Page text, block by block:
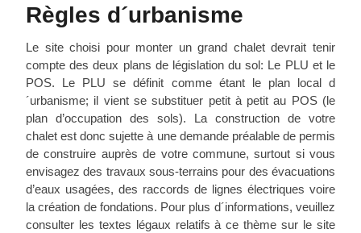
Règles d´urbanisme
Le site choisi pour monter un grand chalet devrait tenir
compte des deux plans de législation du sol: Le PLU et le
POS. Le PLU se définit comme étant le plan local d
´urbanisme; il vient se substituer petit à petit au POS (le
plan d’occupation des sols). La construction de votre
chalet est donc sujette à une demande préalable de permis
de construire auprès de votre commune, surtout si vous
envisagez des travaux sous-terrains pour des évacuations
d’eaux usagées, des raccords de lignes électriques voire
la création de fondations. Pour plus d´informations, veuillez
consulter les textes légaux relatifs à ce thème sur le site